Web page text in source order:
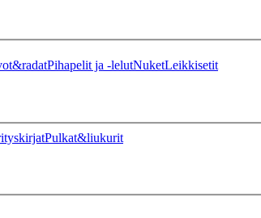
Pihapelit ja -lelutNuketLeikkisetit
Pulkat&liukurit